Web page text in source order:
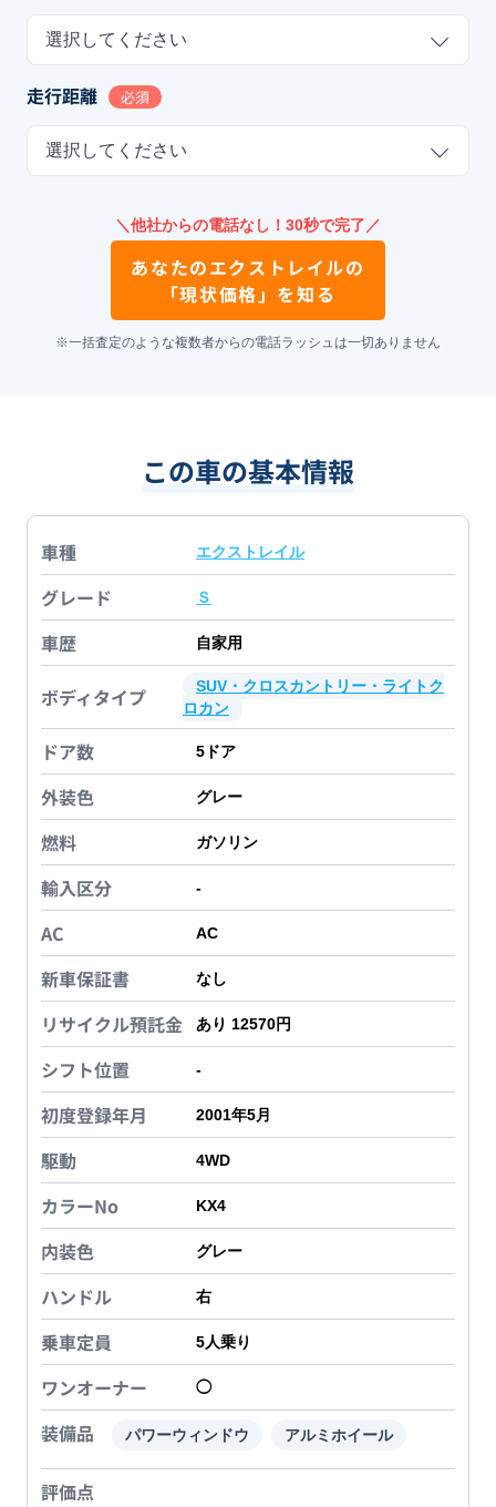
選択してください
走行距離 必須
選択してください
＼他社からの電話なし！30秒で完了／
あなたのエクストレイルの
「現状価格」を知る
※一括査定のような複数者からの電話ラッシュは一切ありません
この車の基本情報
車種 エクストレイル
グレード Ｓ
車歴 自家用
ボディタイプ
SUV・クロスカントリー・ライトク
ロカン
ドア数 5 ドア
外装色 グレー
燃料 ガソリン
輸入区分 -
AC AC
新車保証書 なし
リサイクル預託金 あり 12570円
シフト位置 -
初度登録年月 2001年5月
駆動 4WD
カラーNo KX4
内装色 グレー
ハンドル 右
乗車定員 5人乗り
ワンオーナー ◯
装備品 パワーウィンドウ アルミホイール
評価点